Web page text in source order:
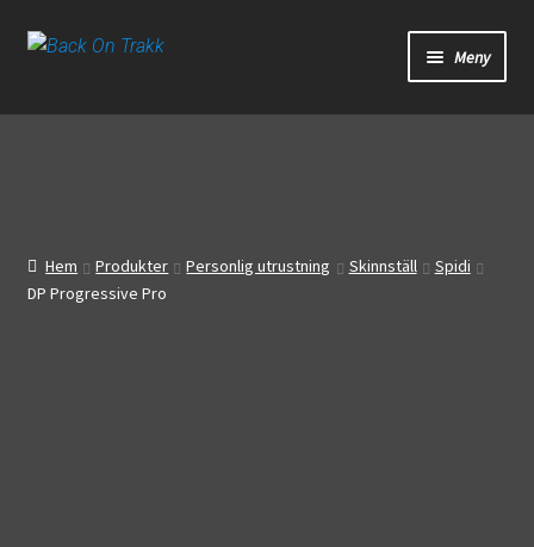
Hoppa
Hoppa
Meny
Start
Bilder
Hem Produkter Personlig utrustning Skinnställ
Spidi
DP Progressive Pro